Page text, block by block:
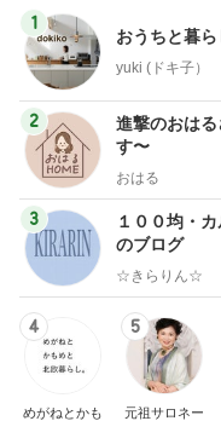
1
おうちと暮
yuki (ドキ子）
2
進撃のおは
す〜
おはる
3
１００均・
のブログ
☆きらりん☆
4
めがねとかも
5
元祖サロネー